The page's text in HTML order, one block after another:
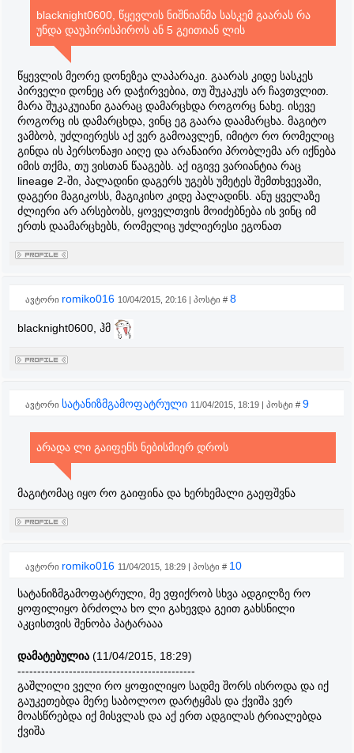
blacknight0600, წყევლის ნიშნიანმა სასკემ გაარას რა
უნდა დაუპირისპიროს ან 5 გეითიან ლის
წყევლის მეორე დონეზეა ლაპარაკი. გაარას კიდე სასკეს
პირველი დონეც არ დაჭირვებია, თუ შუკაკუს არ ჩავთვლით.
მარა შუკაკუიანი გაარაც დამარცხდა როგორც ნახე. ისევე
როგორც ის დამარცხდა, ვინც ეგ გაარა დაამარცხა. მაგიტო
ვამბობ, უძლიერესს აქ ვერ გამოავლენ, იმიტო რო რომელიც
გინდა ის პერსონაჟი აიღე და არანაირი პრობლემა არ იქნება
იმის თქმა, თუ ვისთან წააგებს. აქ იგივე ვარიანტია რაც
lineage 2-ში, პალადინი დაგერს უგებს უმეტეს შემთხვევაში,
დაგერი მაგიკოსს, მაგიკისო კიდე პალადინს. ანუ ყველაზე
ძლიერი არ არსებობს, ყოველთვის მოიძებნება ის ვინც იმ
ერთს დაამარცხებს, რომელიც უძლიერესი ეგონათ
ავტორი romiko016 10/04/2015, 20:16 | პოსტი # 8
blacknight0600, ჰმ
ავტორი სატანიზმგამოფატრული 11/04/2015, 18:19 | პოსტი # 9
არადა ლი გაიფენს ნებისმიერ დროს
მაგიტომაც იყო რო გაიფინა და ხერხემალი გაეფშვნა
ავტორი romiko016 11/04/2015, 18:29 | პოსტი # 10
სატანიზმგამოფატრული, მე ვფიქრობ სხვა ადგილზე რო
ყოფილიყო ბრძოლა ხო ლი გახევდა გეით გახსნილი
აკცისთვის შენობა პატარააა
დამატებულია (11/04/2015, 18:29)
---------------------------------------------
გაშლილი ველი რო ყოფილიყო სადმე შორს ისროდა და იქ
გაუკეთებდა მერე საბოლოო დარტყმას და ქვიშა ვერ
მოასწრებდა იქ მისვლას და აქ ერთ ადგილას ტრიალებდა
ქვიშა